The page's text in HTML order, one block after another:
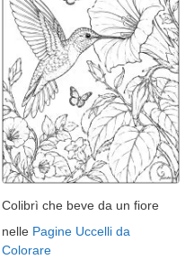
Colibrì che beve da un fiore
nelle Pagine Uccelli da
Colorare